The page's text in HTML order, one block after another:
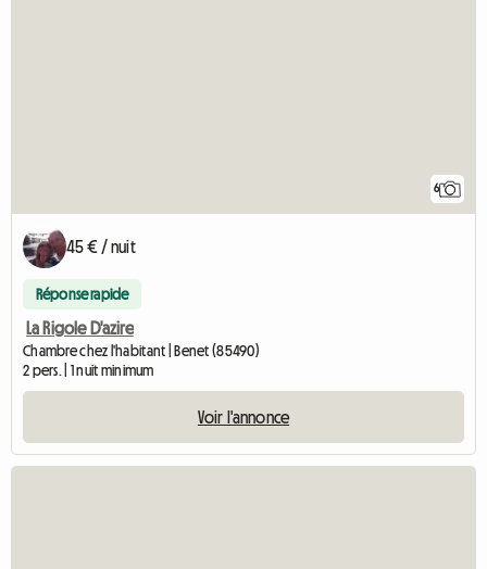
6
45 € / nuit
Réponse rapide
La Rigole D'azire
Chambre chez l'habitant | Benet (85490)
2 pers. | 1 nuit minimum
Voir l'annonce